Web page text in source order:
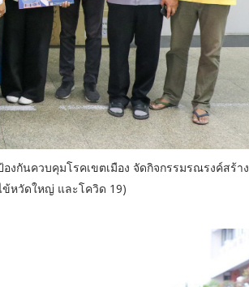
กันควบคุมโรคเขตเมือง จัดกิจกรรมรณรงค์สร้าง
ข้หวัดใหญ่ และโควิด 19)